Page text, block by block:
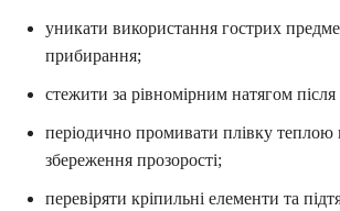
уникати використання гострих
прибирання;
стежити за рівномірним натягом
періодично промивати плівку
збереження прозорості;
перевіряти кріпильні елементи та